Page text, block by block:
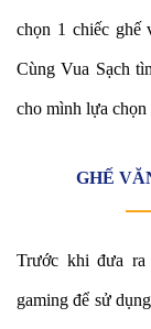
chọn 1 chiếc ghế
Cùng Vua Sạch
cho mình lựa chọn
GHẾ
Trước khi đưa ra
gaming để sử